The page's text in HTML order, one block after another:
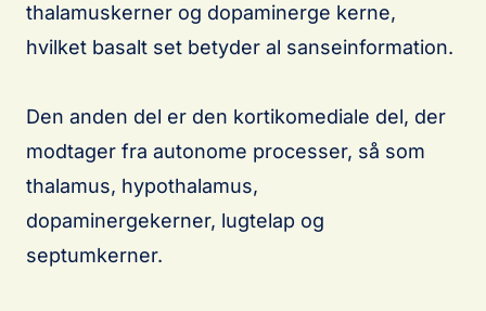
thalamuskerner og dopaminerge kerne,
hvilket basalt set betyder al sanseinformation.
Den anden del er den kortikomediale del, der
modtager fra autonome processer, så som
thalamus, hypothalamus,
dopaminergekerner, lugtelap og
septumkerner.